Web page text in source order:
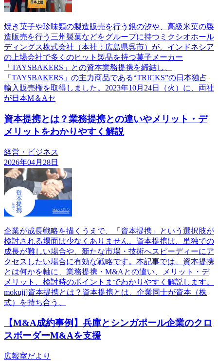
焼き菓子や珍味類の製造販売を行う銀の汐や、高級米菓の製
造販売を行う三州製菓などをグループに持つミクシオホール
ディングス株式会社（本社：広島県呉市）が、インドネシア
の上場会社で多くのヒット製品を持つ菓子メーカー
「TAYSBAKERS」との資本業務提携を締結し、
「TAYSBAKERS」の主力商品である“TRICKS”の日本独占
輸入販売権を取得しました。2023年10月24日（火）に、両社
が日本M＆Aセ
資本提携とは？業務提携との違いやメリット・デ
メリットをわかりやすく解説
経営・ビジネス
2026年04月28日
企業が成長戦略を描くうえで、「資本提携」という選択肢が
検討される場面は少なくありません。資本提携は、単独での
成長が難しい場合や、新たな市場・技術へスピーディーにア
クセスしたい場合に有効な戦略です。本記事では、資本提携
とは何かを軸に、業務提携・M&Aとの違い、メリット・デ
メリット、検討時のポイントまでわかりやすく解説します。
mokuji]資本提携とは？資本提携とは、企業同士が資本（株
式）を持ち合う、
【M&A成約事例】兵庫とシンガポール企業のクロ
スボーダーM&Aを支援
広報室だより